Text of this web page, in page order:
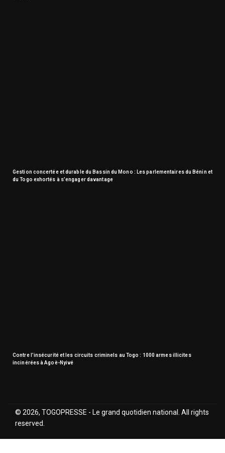
Gestion concertée et durable du Bassin du Mono : Les parlementaires du Bénin et
du Togo exhortés à s’engager davantage
Contre l’insécurité et les circuits criminels au Togo : 1000 armes illicites
incinérées à Agoè-Nyivé
© 2026, TOGOPRESSE - Le grand quotidien national. All rights
reserved.